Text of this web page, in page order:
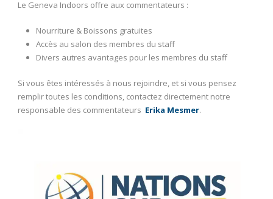
Le Geneva Indoors offre aux commentateurs :
Nourriture & Boissons gratuites
Accès au salon des membres du staff
Divers autres avantages pour les membres du staff
Si vous êtes intéressés à nous rejoindre, et si vous pensez
remplir toutes les conditions, contactez directement notre
responsable des commentateurs Erika Mesmer.